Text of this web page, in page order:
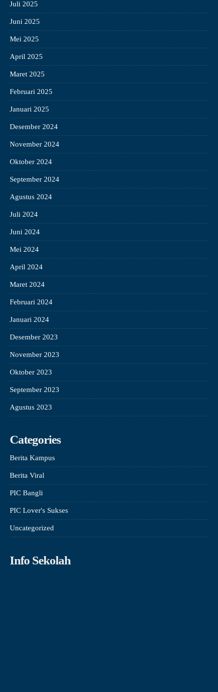
Juli 2025
Juni 2025
Mei 2025
April 2025
Maret 2025
Februari 2025
Januari 2025
Desember 2024
November 2024
Oktober 2024
September 2024
Agustus 2024
Juli 2024
Juni 2024
Mei 2024
April 2024
Maret 2024
Februari 2024
Januari 2024
Desember 2023
November 2023
Oktober 2023
September 2023
Agustus 2023
Categories
Berita Kampus
Berita Viral
PIC Bangli
PIC Lover's Sukses
Uncategorized
Info Sekolah